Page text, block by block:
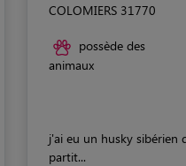
COLOMIERS 31770
possède des
animaux
j'ai eu un husky sibérien
partit...